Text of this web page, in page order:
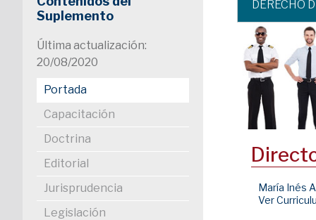
Suplemento
Última actualización:
20/08/2020
Portada
Capacitación
Doctrina
Editorial
Jurisprudencia
Legislación
DERECHO
María Inés
Ver